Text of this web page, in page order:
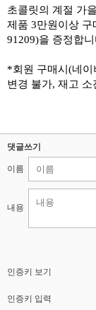
초콜릿의 계절 가
제품 3만원이상 구
91209)을 증정합니
*회원 구매시(네이
변경 불가, 재고 소
댓글쓰기
이름
내용
인증키 보기
인증키 입력